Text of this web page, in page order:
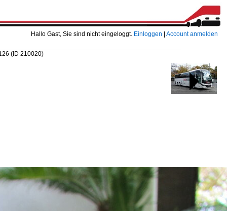
Hallo Gast, Sie sind nicht eingeloggt. Einloggen Account anmelden
(ID 210020)